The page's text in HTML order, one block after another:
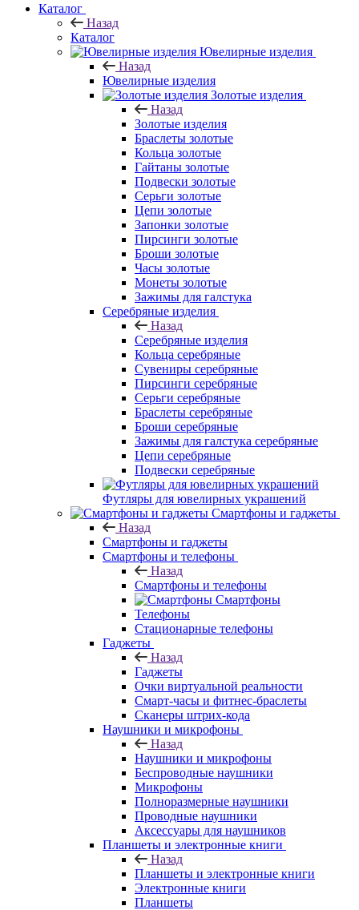
Каталог
Назад
Каталог
Ювелирные изделия
Назад
Ювелирные изделия
Золотые изделия
Назад
Золотые изделия
Браслеты золотые
Кольца золотые
Гайтаны золотые
Подвески золотые
Серьги золотые
Цепи золотые
Запонки золотые
Пирсинги золотые
Броши золотые
Часы золотые
Монеты золотые
Зажимы для галстука
Серебряные изделия
Назад
Серебряные изделия
Кольца серебряные
Сувениры серебряные
Пирсинги серебряные
Серьги серебряные
Браслеты серебряные
Броши серебряные
Зажимы для галстука серебряные
Цепи серебряные
Подвески серебряные
Футляры для ювелирных украшений
Смартфоны и гаджеты
Назад
Смартфоны и гаджеты
Смартфоны и телефоны
Назад
Смартфоны и телефоны
Смартфоны
Телефоны
Стационарные телефоны
Гаджеты
Назад
Гаджеты
Очки виртуальной реальности
Смарт-часы и фитнес-браслеты
Сканеры штрих-кода
Наушники и микрофоны
Назад
Наушники и микрофоны
Беспроводные наушники
Микрофоны
Полноразмерные наушники
Проводные наушники
Аксессуары для наушников
Планшеты и электронные книги
Назад
Планшеты и электронные книги
Электронные книги
Планшеты